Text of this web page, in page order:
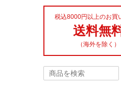
税込8000円以上のお買
送料無
（海外を除く）